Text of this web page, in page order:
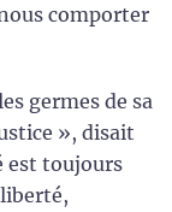
comporter
germes de sa
», disait
est toujours